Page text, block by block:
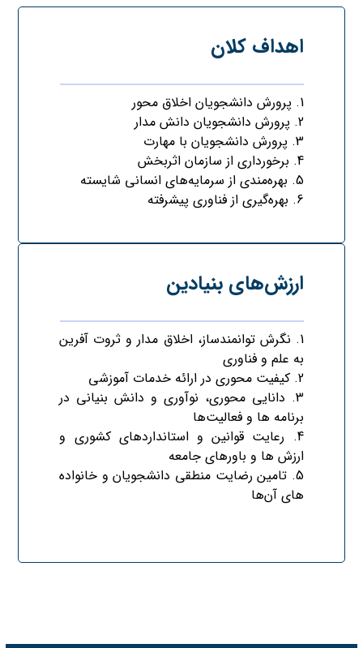
اهداف کلان
1. پرورش دانشجویان اخلاق محور
2. پرورش دانشجویان دانش مدار
3. پرورش دانشجویان با مهارت
4. برخورداری از سازمان اثربخش
5. بهره‌مندی از سرمایه‌های انسانی شایسته
6. بهره‌گیری از فناوری پیشرفته
ارزش‌های بنیادین
1. نگرش توانمندساز، اخلاق مدار و ثروت آفرین
به علم و فناوری
2. کیفیت محوری در ارائه خدمات آموزشی
3. دانایی محوری، نوآوری و دانش بنیانی در
برنامه ها و فعالیت‌ها
4. رعایت قوانین و استانداردهای کشوری و
ارزش ها و باورهای جامعه
5. تامین رضایت منطقی دانشجویان و خانواده
های آن‌ها